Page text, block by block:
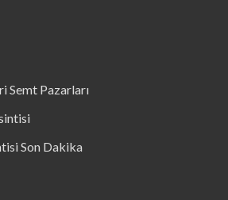
Semt Pazarları
Son Dakika